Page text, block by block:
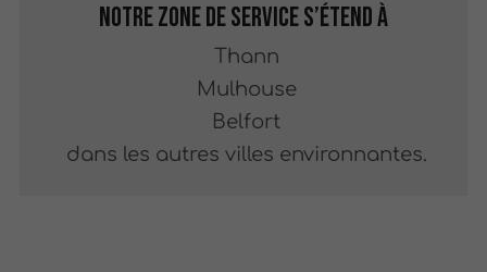
Notre zone de service s’étend à
Thann
Mulhouse
Belfort
dans les autres villes environnantes.